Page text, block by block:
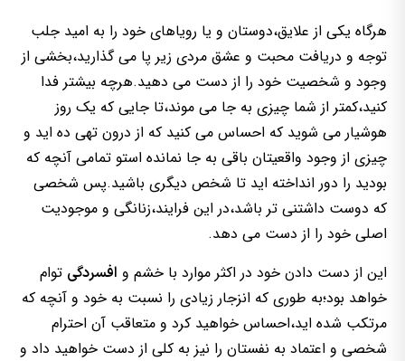
هرگاه یکی از علایق،دوستان و یا رویاهای خود را به امید جلب
توجه و دریافت محبت و عشق مردی زیر پا می گذارید،بخشی از
وجود و شخصیت خود را از دست می دهید.هرچه بیشتر فدا
کنید،کمتر از شما چیزی به جا می موند،تا جایی که یک روز
هوشیار می شوید که احساس می کنید که از درون تهی ده اید و
چیزی از وجود واقعیتان باقی به جا نمانده استو تمامی آنچه که
بودید را دور انداخته اید تا شخص دیگری باشید.پس شخصی
که دوست داشتنی تر باشد،در این فرایند،زنانگی و موجودیت
اصلی خود را از دست می دهد.
این از دست دادن خود در اکثر موارد با خشم و افسردگی توام
خواهد بود؛به طوری که انزجار زیادی را نسبت به خود و آنچه که
مرتکب شده اید،احساس خواهید کرد و متعاقب آن احترام
شخصی و اعتماد به نفستان را نیز به کلی از دست خواهید داد و